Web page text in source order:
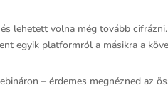
és lehetett volna még tovább
egyik platformról a másikra a
– érdemes megnézned az